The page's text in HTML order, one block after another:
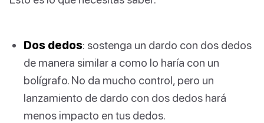
Dos dedos: sostenga un dardo con dos dedos
de manera similar a como lo haría con un
bolígrafo. No da mucho control, pero un
lanzamiento de dardo con dos dedos hará
menos impacto en tus dedos.